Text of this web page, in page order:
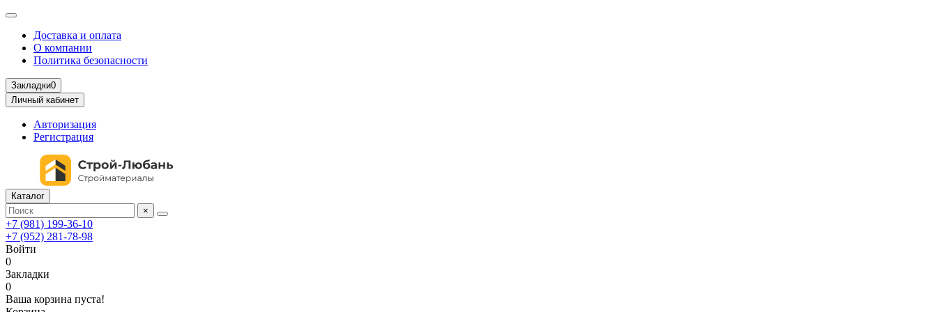
Доставка и оплата
О компании
Политика безопасности
Закладки0
Личный кабинет
Авторизация
Регистрация
Каталог
×
+7 (981) 199-36-10
+7 (952) 281-78-98
Войти
0
Закладки
0
Ваша корзина пуста!